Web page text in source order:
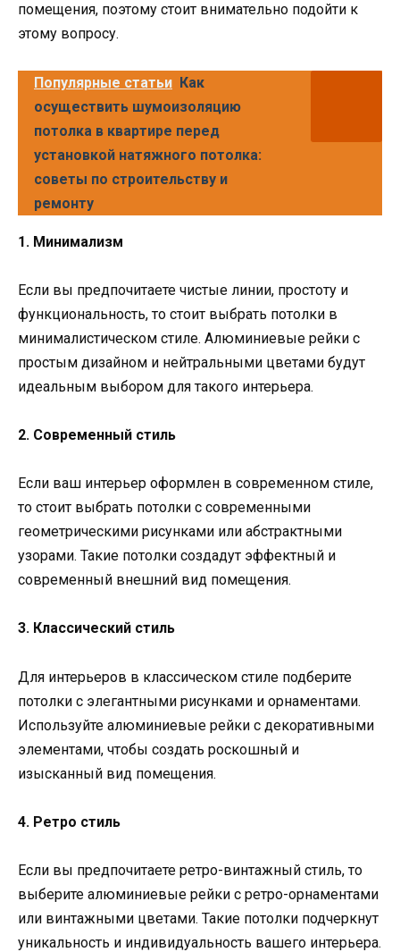
помещения, поэтому стоит внимательно подойти к
этому вопросу.
Популярные статьи Как
осуществить шумоизоляцию
потолка в квартире перед
установкой натяжного потолка:
советы по строительству и
ремонту
1. Минимализм
Если вы предпочитаете чистые линии, простоту и
функциональность, то стоит выбрать потолки в
минималистическом стиле. Алюминиевые рейки с
простым дизайном и нейтральными цветами будут
идеальным выбором для такого интерьера.
2. Современный стиль
Если ваш интерьер оформлен в современном стиле,
то стоит выбрать потолки с современными
геометрическими рисунками или абстрактными
узорами. Такие потолки создадут эффектный и
современный внешний вид помещения.
3. Классический стиль
Для интерьеров в классическом стиле подберите
потолки с элегантными рисунками и орнаментами.
Используйте алюминиевые рейки с декоративными
элементами, чтобы создать роскошный и
изысканный вид помещения.
4. Ретро стиль
Если вы предпочитаете ретро-винтажный стиль, то
выберите алюминиевые рейки с ретро-орнаментами
или винтажными цветами. Такие потолки подчеркнут
уникальность и индивидуальность вашего интерьера.